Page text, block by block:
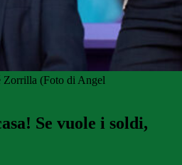
Zorrilla (Foto di Angel
Se vuole i soldi,